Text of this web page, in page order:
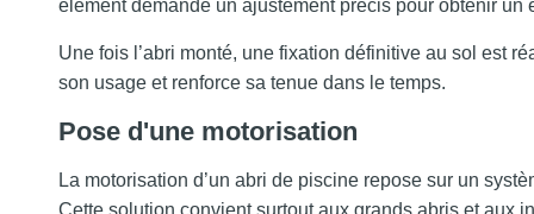
élément demande un ajustement précis pour obtenir un
Une fois l’abri monté, une fixation définitive au sol est
son usage et renforce sa tenue dans le temps.
Pose d'une motorisation
La motorisation d’un abri de piscine repose sur un
Cette solution convient surtout aux grands abris et aux